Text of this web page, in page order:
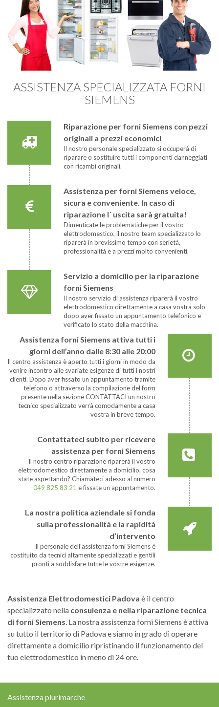
ASSISTENZA SPECIALIZZATA FORNI
SIEMENS
Riparazione per forni Siemens con pezzi
originali a prezzi economici
Il nostro personale specializzato si occuperà di
riparare o sostituire tutti i componenti danneggiati
con ricambi originali.
Assistenza per forni Siemens veloce,
sicura e conveniente. In caso di
riparazione l´ uscita sarà gratuita!
Dimenticate le problematiche per il vostro
elettrodomestico, il nostro team specializzato lo
riparerà in brevissimo tempo con serietà,
professionalità e a prezzi molto convenienti.
Servizio a domicilio per la riparazione
forni Siemens
Il nostro servizio di assistenza riparerà il vostro
elettrodomestico direttamente a casa vostra solo
dopo aver fissato un appuntamento telefonico e
verificato lo stato della macchina.
Assistenza forni Siemens attiva tutti i
giorni dell’anno dalle 8:30 alle 20:00
Il centro assistenza è aperto tutti i giorni in modo da
venire incontro alle svariate esigenze di tutti i nostri
clienti. Dopo aver fissato un appuntamento tramite
telefono o attraverso la compilazione del form
presente nella sezione CONTATTACI un nostro
tecnico specializzato verrà comodamente a casa
vostra in breve tempo.
Contattateci subito per ricevere
assistenza per forni Siemens
Il nostro centro riparazione riparerà il vostro
elettrodomestico direttamente a domicilio, cosa
state aspettando? Chiamateci adesso al numero
049 825 83 21 e fissate un appuntamento.
La nostra politica aziendale si fonda
sulla professionalità e la rapidità
d’intervento
Il personale dell’assistenza forni Siemens è
costituito da tecnici altamente specializzati e gentili
pronti a soddisfare tutte le vostre esigenze.
Assistenza Elettrodomestici Padova è il centro
specializzato nella consulenza e nella riparazione tecnica
di forni Siemens. La nostra assistenza forni Siemens è attiva
su tutto il territorio di Padova e siamo in grado di operare
direttamente a domicilio ripristinando il funzionamento del
tuo elettrodomestico in meno di 24 ore.
Assistenza plurimarche